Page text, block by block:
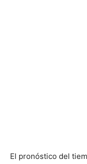
El pronóstico del